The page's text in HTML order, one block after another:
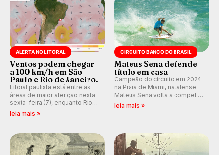
ALERTA NO LITORAL
Ventos podem chegar
a 100 km/h em São
Paulo e Rio de Janeiro.
Litoral paulista está entre as
áreas de maior atenção nesta
sexta-feira (7), enquanto Rio
de Janeiro também recebe
km/h em Itanhaém.
leia mais »
CIRCUITO BANCO DO BRASIL
Mateus Sena defende
título em casa
Campeão do circuito em 2024
na Praia de Miami, natalense
Mateus Sena volta a competir
em casa em busca de manter a
leia mais »